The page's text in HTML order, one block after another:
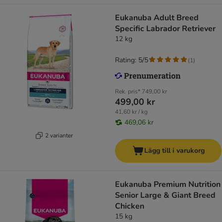
2 varianter
Eukanuba Adult Breed
Specific Labrador Retriever
12 kg
Rek. pris* 749,00 kr
499,00 kr
41,60 kr / kg
469,06 kr
Rating: 5/5 (1)
Lägg till i varukorg
Eukanuba Premium Nutrition
Senior Large & Giant Breed
Chicken
15 kg